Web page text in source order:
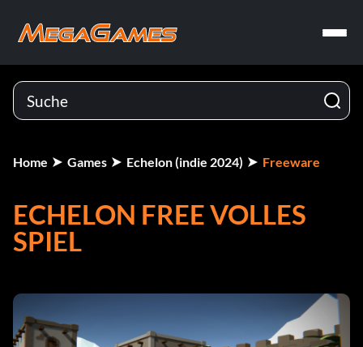
Home Games Echelon (indie 2024) Freeware
ECHELON FREE VOLLES
SPIEL